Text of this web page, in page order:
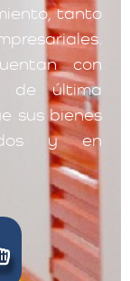
tanto
con
de última
sus bienes
y en